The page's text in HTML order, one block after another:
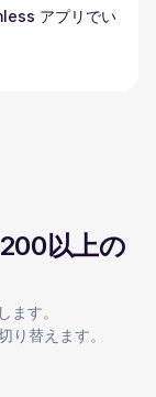
アプリでい
以上の
ます。
り替えます。